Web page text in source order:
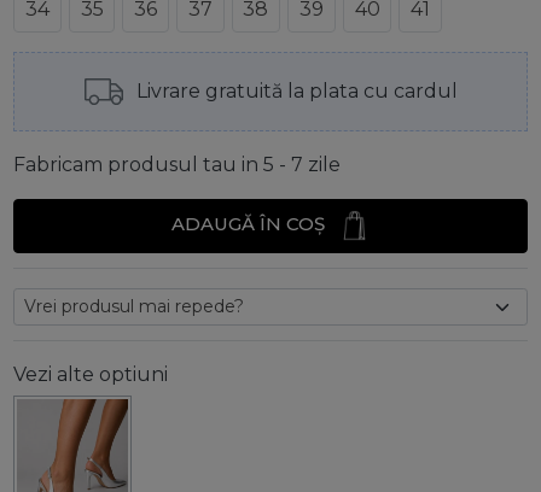
34
35 36 37 38 39 40 41
Livrare gratuită la plata cu cardul
Fabricam produsul tau in 5 - 7 zile
ADAUGĂ ÎN COȘ
Vezi alte optiuni